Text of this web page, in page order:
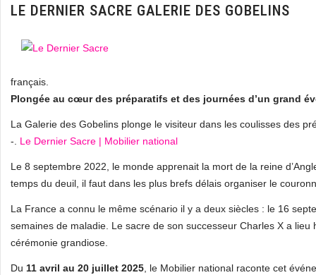
LE DERNIER SACRE GALERIE DES GOBELINS
français.
Plongée au cœur des préparatifs et des journées d’un grand
La Galerie des Gobelins plonge le visiteur dans les coulisses des
-. Le Dernier Sacre | Mobilier national
Le 8 septembre 2022, le monde apprenait la mort de la reine
temps du deuil, il faut dans les plus brefs délais organiser le
La France a connu le même scénario il y a deux siècles : le 16
semaines de maladie. Le sacre de son successeur Charles X a
cérémonie grandiose.
Du 11 avril au 20 juillet 2025 , le Mobilier national raconte cet